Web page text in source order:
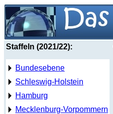
Staffeln (2021/22):
Bundesebene
Schleswig-Holstein
Hamburg
Mecklenburg-Vorpommern